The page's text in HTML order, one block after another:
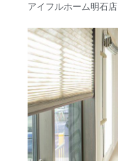
アイフルホーム明石店